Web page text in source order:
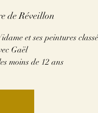
de Réveillon
et ses peintures
Gaël
moins de 12 ans